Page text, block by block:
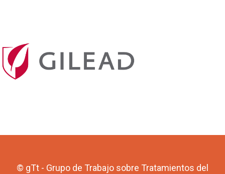
© gTt - Grupo de Trabajo sobre Tratamientos del